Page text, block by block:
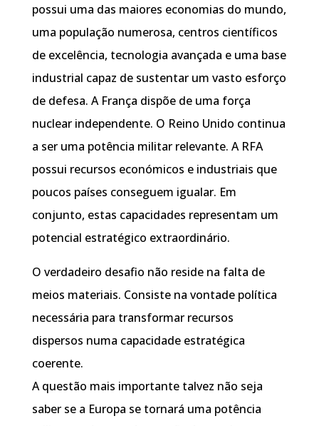
possui uma das maiores economias do mundo,
uma população numerosa, centros científicos
de excelência, tecnologia avançada e uma base
industrial capaz de sustentar um vasto esforço
de defesa. A França dispõe de uma força
nuclear independente. O Reino Unido continua
a ser uma potência militar relevante. A RFA
possui recursos económicos e industriais que
poucos países conseguem igualar. Em
conjunto, estas capacidades representam um
potencial estratégico extraordinário.
O verdadeiro desafio não reside na falta de
meios materiais. Consiste na vontade política
necessária para transformar recursos
dispersos numa capacidade estratégica
coerente.
A questão mais importante talvez não seja
saber se a Europa se tornará uma potência